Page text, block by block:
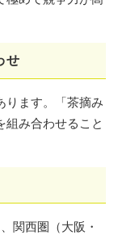
せ
ります。「茶摘み
組み合わせること
関西圏（大阪・